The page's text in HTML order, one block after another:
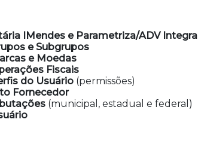
IMendes e Parametriza/ADV Integra
e Subgrupos
e Moedas
Fiscais
do Usuário (permissões)
Fornecedor
(municipal, estadual e federal)